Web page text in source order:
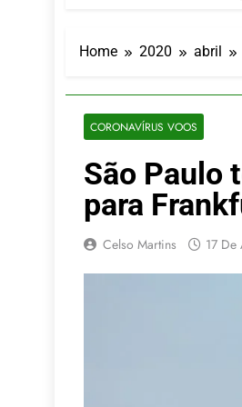
Home 2020 abril
CORONAVÍRUS VOOS
São Paulo
para
Celso Martins 17